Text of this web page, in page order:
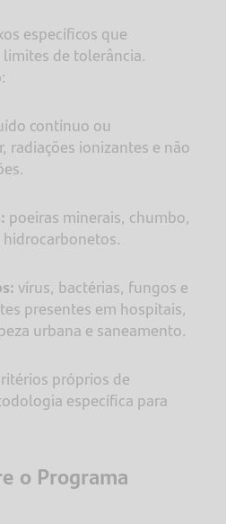
específicos que
de tolerância.
contínuo ou
radiações ionizantes e não
poeiras minerais, chumbo,
vírus, bactérias, fungos e
presentes em hospitais,
urbana e saneamento.
próprios de
específica para
o Programa